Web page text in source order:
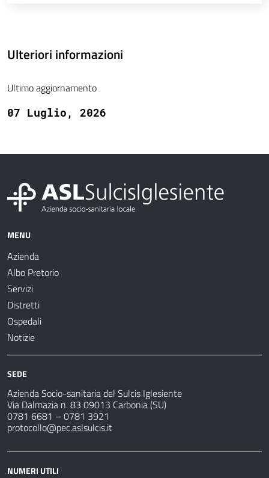
Ulteriori informazioni
Ultimo aggiornamento
07 Luglio, 2026
MENU
Azienda
Albo Pretorio
Servizi
Distretti
Ospedali
Notizie
SEDE
Azienda Socio-sanitaria del Sulcis Iglesiente
Via Dalmazia n. 83 09013 Carbonia (SU)
0781 6681 – 0781 3921
protocollo@pec.aslsulcis.it
NUMERI UTILI